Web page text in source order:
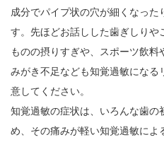
成分でパイプ状の穴が細くなっ
す。先ほどお話しした歯ぎしり
ものの摂りすぎや、スポーツ飲
みがき不足なども知覚過敏にな
意してください。
知覚過敏の症状は、いろんな歯の
め、その痛みが軽い知覚過敏に